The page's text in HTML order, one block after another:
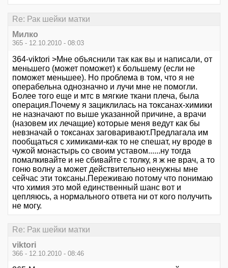
Re: Рак шейки матки
Милко
365 - 12.10.2010 - 08:03
364-viktori >Мне объяснили так как вы и написали, от
меньшего (может поможет) к большему (если не
поможет меньшее). Но проблема в том, что я не
операбельна однозначно и лучи мне не помогли.
Более того еще и мтс в мягкие ткани плеча, была
операция.Почему я зациклилась на токсанах-химики
не назначают по выше указанной причине, а врачи
(назовем их лечащие) которые меня ведут как бы
невзначай о токсанах заговаривают.Предлагала им
пообщаться с химиками-как то не спешат, ну вроде в
чужой монастырь со своим уставом......ну тогда
помалкивайте и не сбивайте с толку, я ж не врач, а то
гоню волну а может действительно ненужны мне
сейчас эти токсаны.Переживаю потому что понимаю
что химия это мой единственный шанс вот и
цепляюсь, а нормального ответа ни от кого получить
не могу.
Re: Рак шейки матки
viktori
366 - 12.10.2010 - 08:46